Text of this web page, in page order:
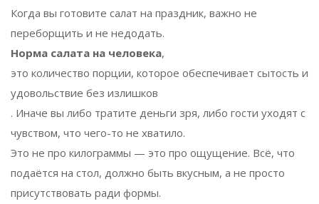
Когда вы готовите салат на праздник, важно не
переборщить и не недодать.
Норма салата на человека,
это количество порции, которое обеспечивает сытость и
удовольствие без излишков
. Иначе вы либо тратите деньги зря, либо гости уходят с
чувством, что чего-то не хватило.
Это не про килограммы — это про ощущение. Всё, что
подаётся на стол, должно быть вкусным, а не просто
присутствовать ради формы.